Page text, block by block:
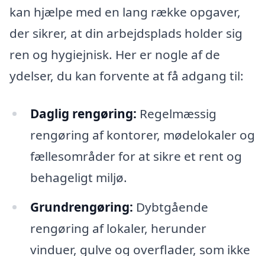
kan hjælpe med en lang række opgaver,
der sikrer, at din arbejdsplads holder sig
ren og hygiejnisk. Her er nogle af de
ydelser, du kan forvente at få adgang til:
Daglig rengøring: Regelmæssig
rengøring af kontorer, mødelokaler og
fællesområder for at sikre et rent og
behageligt miljø.
Grundrengøring: Dybtgående
rengøring af lokaler, herunder
vinduer, gulve og overflader, som ikke